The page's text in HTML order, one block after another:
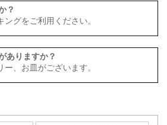
？
グをご利用ください。
ありますか？
、お皿がございます。